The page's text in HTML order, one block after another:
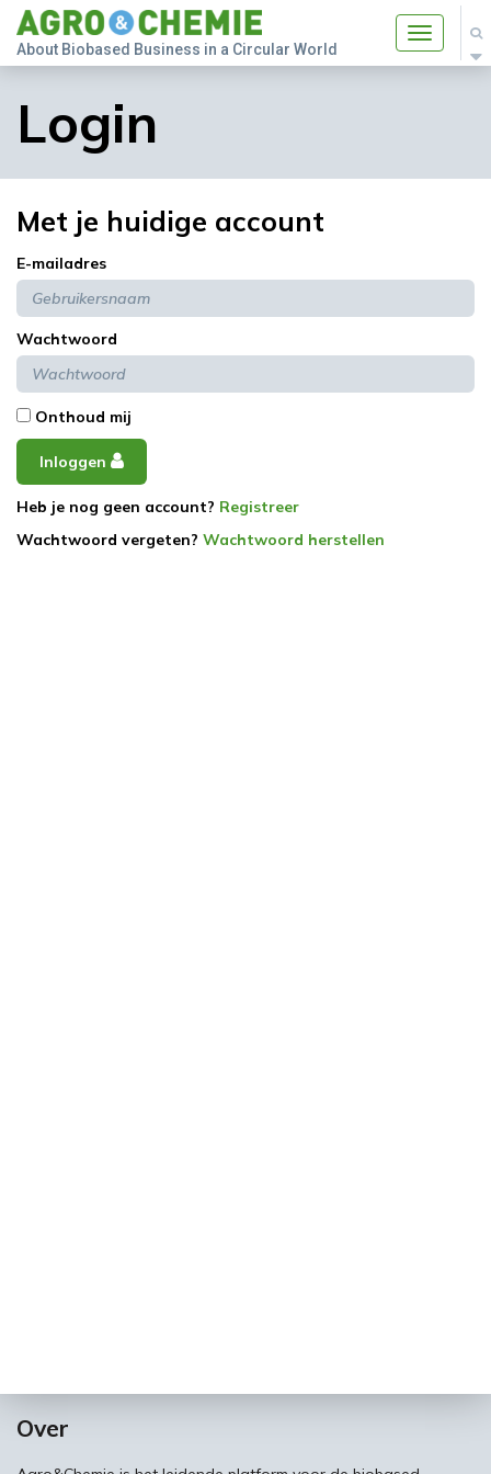
Toggle
About Biobased Business in a Circular World
Login
Met je huidige account
E-mailadres
Wachtwoord
Onthoud mij
Inloggen
Heb je nog geen account? Registreer
Wachtwoord vergeten? Wachtwoord herstellen
Over